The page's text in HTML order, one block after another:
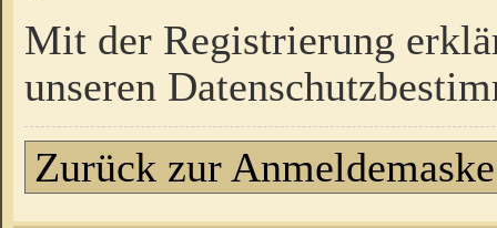
Mit der Registrierung
unseren
Zurück zur Anmeldemaske